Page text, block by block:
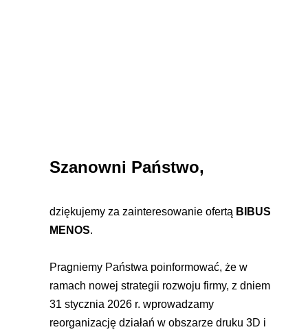
Szanowni Państwo,
dziękujemy za zainteresowanie ofertą BIBUS
MENOS.
Pragniemy Państwa poinformować, że w
ramach nowej strategii rozwoju firmy, z dniem
31 stycznia 2026 r. wprowadzamy
reorganizację działań w obszarze druku 3D i